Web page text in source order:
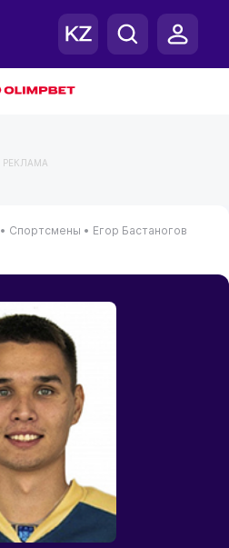
РЕКЛАМА
• Спортсмены • Егор Бастаногов